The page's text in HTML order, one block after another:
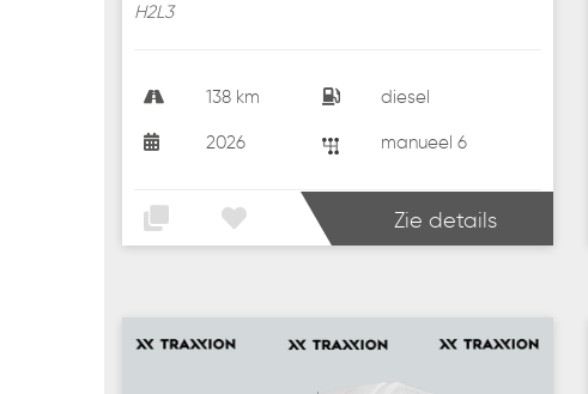
H2L3
138 km diesel
2026 manueel 6
Zie details